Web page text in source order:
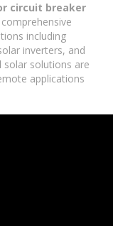
circuit breaker
including
inverters, and
solar solutions are
applications